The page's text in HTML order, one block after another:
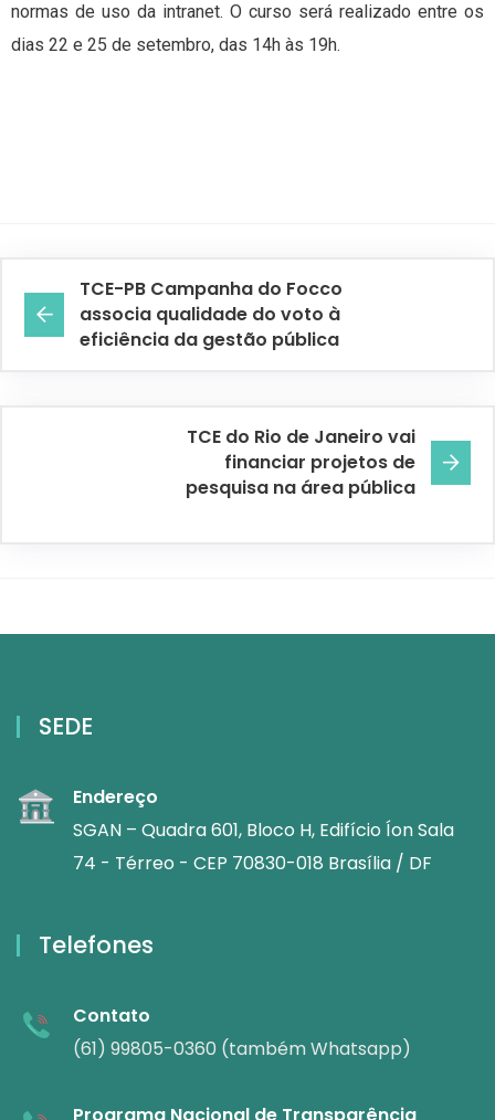
normas de uso da intranet. O curso será realizado entre os
dias 22 e 25 de setembro, das 14h às 19h.
TCE-PB Campanha do Focco
associa qualidade do voto à
eficiência da gestão pública
TCE do Rio de Janeiro vai
financiar projetos de
pesquisa na área pública
SEDE
Endereço
SGAN – Quadra 601, Bloco H, Edifício Íon Sala
74 - Térreo - CEP 70830-018 Brasília / DF
Telefones
Contato
(61) 99805-0360 (também Whatsapp)